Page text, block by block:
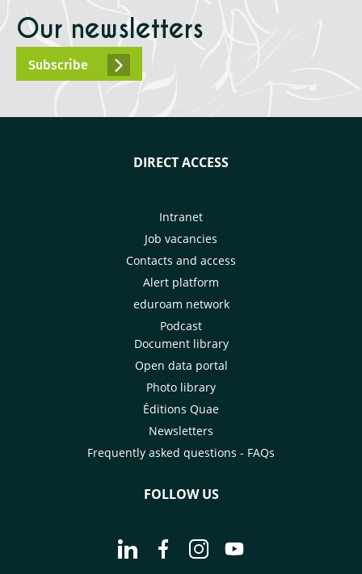
Our newsletters
Subscribe
DIRECT ACCESS
Intranet
Job vacancies
Contacts and access
Alert platform
eduroam network
Podcast
Document library
Open data portal
Photo library
Éditions Quae
Newsletters
Frequently asked questions - FAQs
FOLLOW US
Go to page Follow us on LinkedIn -
Go to page Follow us on
Go to page Follow us on
Go to page Follow